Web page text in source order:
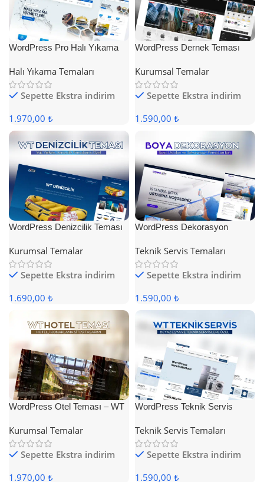
WordPress Pro Halı Yıkama
Halı Yıkama Temaları
Sepette Ekstra indirim
1.970,00 ₺
WordPress Dernek Teması
Kurumsal Temalar
Sepette Ekstra indirim
1.590,00 ₺
WordPress Denizcilik Teması
Kurumsal Temalar
Sepette Ekstra indirim
1.690,00 ₺
WordPress Dekorasyon
Teknik Servis Temaları
Sepette Ekstra indirim
1.590,00 ₺
WordPress Otel Teması – WT
Kurumsal Temalar
Sepette Ekstra indirim
1.970,00 ₺
WordPress Teknik Servis
Teknik Servis Temaları
Sepette Ekstra indirim
1.590,00 ₺